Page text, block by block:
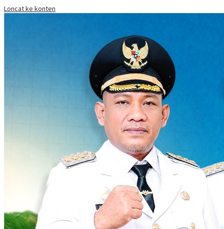
Loncat ke konten